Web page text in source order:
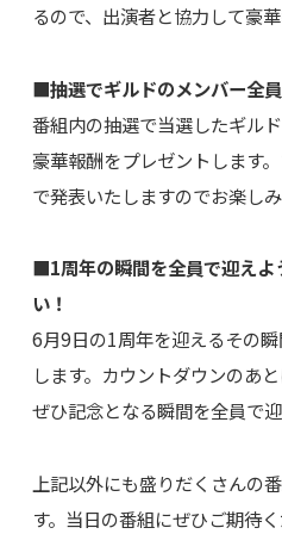
るので、出演者と協力して豪
■抽選でギルドのメンバー全
番組内の抽選で当選したギル
豪華報酬をプレゼントします
で発表いたしますのでお楽しみ
■1周年の瞬間を全員で迎えよ
い！
6月9日の1周年を迎えるその
します。カウントダウンのあ
ぜひ記念となる瞬間を全員で
上記以外にも盛りだくさんの
す。当日の番組にぜひご期待く